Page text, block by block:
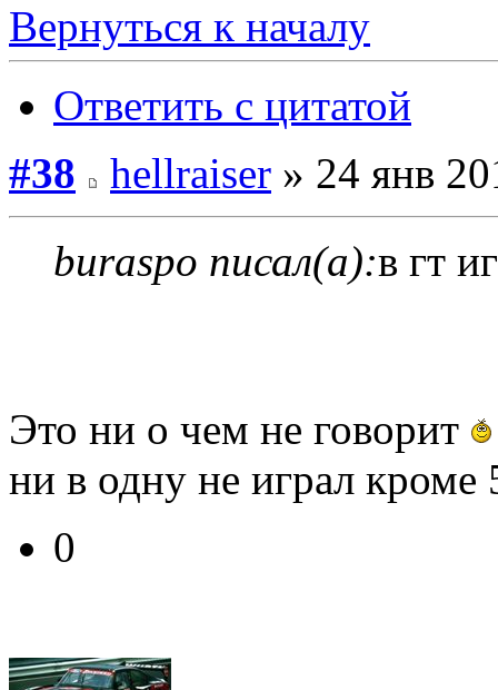
Вернуться к началу
Ответить с цитатой
#38
hellraiser » 24 янв
buraspo писал(а):в гт
Это ни о чем не говорит
ни в одну не играл кроме
0